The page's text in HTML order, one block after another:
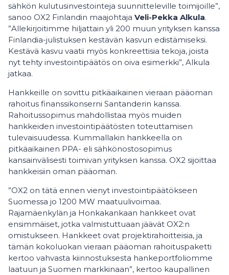
sähkön kulutusinvestointeja suunnitteleville toimijoille”,
sanoo OX2 Finlandin maajohtaja Veli-Pekka Alkula.
”Allekirjoitimme hiljattain yli 200 muun yrityksen kanssa
Finlandia-julistuksen kestävän kasvun edistämiseksi.
Kestävä kasvu vaatii myös konkreettisia tekoja, joista
nyt tehty investointipäätös on oiva esimerkki”, Alkula
jatkaa.
Hankkeille on sovittu pitkäaikainen vieraan pääoman
rahoitus finanssikonserni Santanderin kanssa.
Rahoitussopimus mahdollistaa myös muiden
hankkeiden investointipäätösten toteuttamisen
tulevaisuudessa. Kummallakin hankkeella on
pitkäaikainen PPA- eli sähkönostosopimus
kansainvälisesti toimivan yrityksen kanssa. OX2 sijoittaa
hankkeisiin oman pääoman.
”OX2 on tätä ennen vienyt investointipäätökseen
Suomessa jo 1200 MW maatuulivoimaa.
Rajamäenkylän ja Honkakankaan hankkeet ovat
ensimmäiset, jotka valmistuttuaan jäävät OX2:n
omistukseen. Hankkeet ovat projektirahoitteisia, ja
tämän kokoluokan vieraan pääoman rahoituspaketti
kertoo vahvasta kiinnostuksesta hankeportfoliomme
laatuun ja Suomen markkinaan”, kertoo kaupallinen